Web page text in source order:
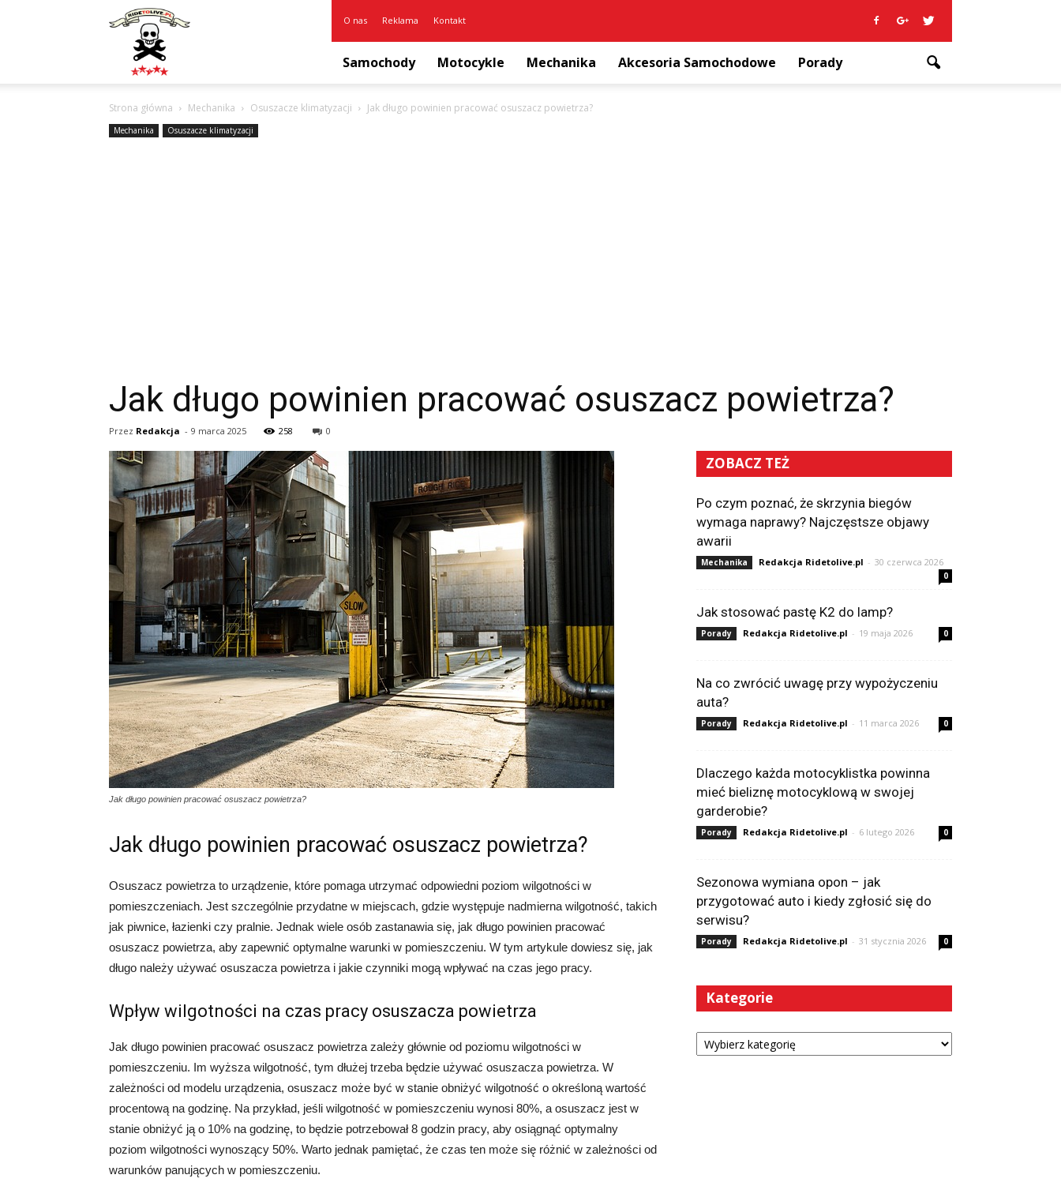
RideToLive.pl
O nas Reklama Kontakt
Samochody Motocykle Mechanika Akcesoria Samochodowe Porady
Strona główna Mechanika Osuszacze klimatyzacji Jak długo powinien pracować osuszacz powietrza?
Mechanika Osuszacze klimatyzacji
Jak długo powinien pracować osuszacz powietrza?
Przez Redakcja - 9 marca 2025 258 0
Jak długo powinien pracować osuszacz powietrza?
Jak długo powinien pracować osuszacz powietrza?
Osuszacz powietrza to urządzenie, które pomaga utrzymać odpowiedni poziom wilgotności w
pomieszczeniach. Jest szczególnie przydatne w miejscach, gdzie występuje nadmierna wilgotność, takich
jak piwnice, łazienki czy pralnie. Jednak wiele osób zastanawia się, jak długo powinien pracować
osuszacz powietrza, aby zapewnić optymalne warunki w pomieszczeniu. W tym artykule dowiesz się, jak
długo należy używać osuszacza powietrza i jakie czynniki mogą wpływać na czas jego pracy.
Wpływ wilgotności na czas pracy osuszacza powietrza
Jak długo powinien pracować osuszacz powietrza zależy głównie od poziomu wilgotności w
pomieszczeniu. Im wyższa wilgotność, tym dłużej trzeba będzie używać osuszacza powietrza. W
zależności od modelu urządzenia, osuszacz może być w stanie obniżyć wilgotność o określoną wartość
procentową na godzinę. Na przykład, jeśli wilgotność w pomieszczeniu wynosi 80%, a osuszacz jest w
stanie obniżyć ją o 10% na godzinę, to będzie potrzebował 8 godzin pracy, aby osiągnąć optymalny
poziom wilgotności wynoszący 50%. Warto jednak pamiętać, że czas ten może się różnić w zależności od
warunków panujących w pomieszczeniu.
ZOBACZ TEŻ
Po czym poznać, że skrzynia biegów
wymaga naprawy? Najczęstsze objawy
awarii
Mechanika Redakcja Ridetolive.pl - 30 czerwca 2026
0
Jak stosować pastę K2 do lamp?
Porady Redakcja Ridetolive.pl - 19 maja 2026 0
Na co zwrócić uwagę przy wypożyczeniu
auta?
Porady Redakcja Ridetolive.pl - 11 marca 2026 0
Dlaczego każda motocyklistka powinna
mieć bieliznę motocyklową w swojej
garderobie?
Porady Redakcja Ridetolive.pl - 6 lutego 2026 0
Sezonowa wymiana opon – jak
przygotować auto i kiedy zgłosić się do
serwisu?
Porady Redakcja Ridetolive.pl - 31 stycznia 2026 0
Kategorie
Kategorie